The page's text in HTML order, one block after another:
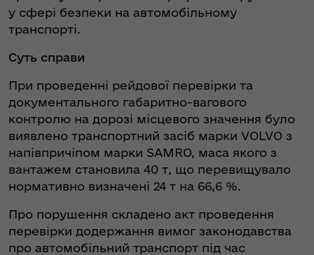
у сфері безпеки на автомобільному
транспорті.
Суть справи
При проведенні рейдової перевірки та
документального габаритно-вагового
контролю на дорозі місцевого значення було
виявлено транспортний засіб марки VOLVO з
напівпричіпом марки SAMRO, маса якого з
вантажем становила 40 т, що перевищувало
нормативно визначені 24 т на 66,6 %.
Про порушення складено акт проведення
перевірки додержання вимог законодавства
про автомобільний транспорт під час